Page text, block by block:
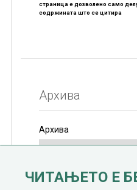
страница е дозволено само
содржината што се цитира
Архива
Архива
ЧИТАЊЕТО Е